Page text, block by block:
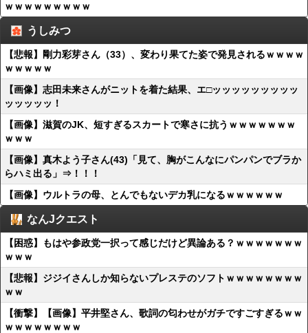
ｗｗｗｗｗｗｗｗｗ
うしみつ
【悲報】剛力彩芽さん（33）、変わり果てた姿で発見されるｗｗｗｗ
ｗｗｗｗｗ
【画像】志田未来さんがニットを着た結果、エ□ッッッッッッッッッ
ッッッッッ！
【画像】滋賀のJK、短すぎるスカートで寒さに抗うｗｗｗｗｗｗｗ
ｗｗｗ
【画像】真木よう子さん(43)「見て、胸がこんなにパンパンでブラか
らハミ出る」⇒！！！
【画像】ウルトラの母、とんでもないデカ乳になるｗｗｗｗｗｗ
なんJクエスト
【困惑】もはや参政党一択って感じだけど異論ある？ｗｗｗｗｗｗｗ
ｗｗｗ
【悲報】ジジイさんしか知らないプレステのソフトｗｗｗｗｗｗｗｗ
ｗｗ
【衝撃】【画像】平井堅さん、歌詞の匂わせがガチですごすぎるｗｗ
ｗｗｗｗｗｗｗｗ